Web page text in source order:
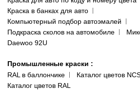
(ориентир: Интайм №40)
Одесса
пр-т Акад. Глушко, 29
066 554-97-70
Сотрудничество
Наши публикации
Публичная оферта
Политика конфиденциальности
Краска в банках для авто
Компьютерный подбор автоэмалей
Подкраска сколов на автомобиле
Daewoo 92U
Промышленные краски :
RAL в баллончике
Каталог цветов
Каталог цветов RAL